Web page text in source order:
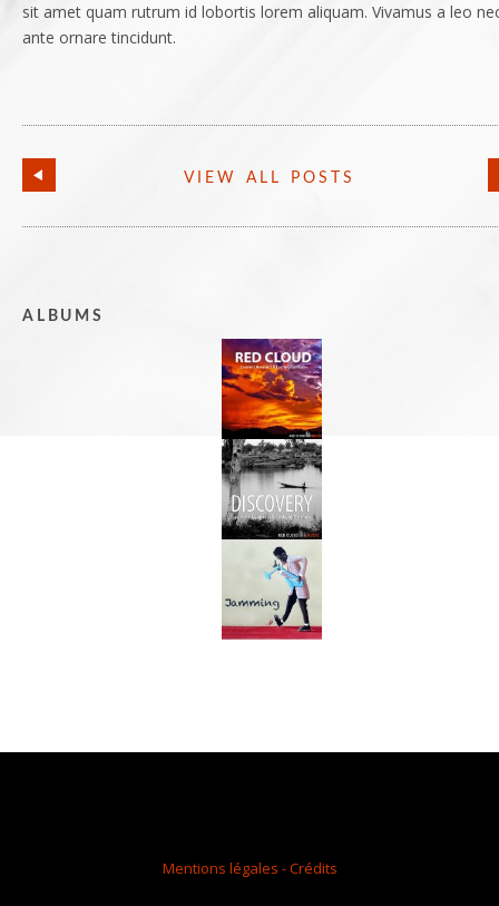
sit amet quam rutrum id lobortis lorem aliquam. Vivamus a leo
ante ornare tincidunt.
VIEW ALL POSTS
ALBUMS
Mentions légales - Crédits